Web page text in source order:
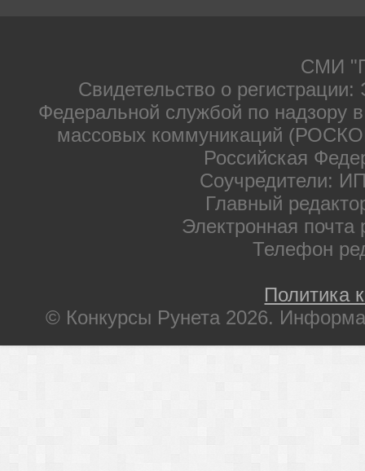
СМИ
Свидетельство о
Федеральной службой по надзору
массовых коммуникаций
Российская
Соучредители:
Главный
Электронная почта
Телефон
Политика
© Конкурсы Рунета 2026.